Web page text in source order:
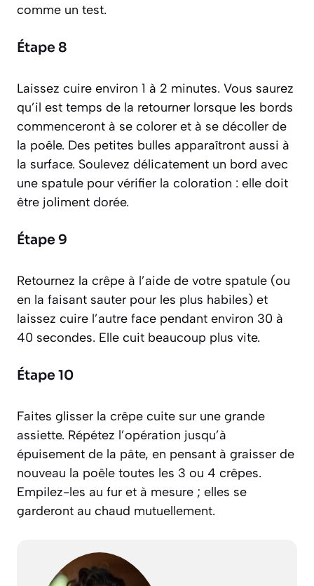
comme un test.
Étape 8
Laissez cuire environ 1 à 2 minutes. Vous saurez
qu’il est temps de la retourner lorsque les bords
commenceront à se colorer et à se décoller de
la poêle. Des petites bulles apparaîtront aussi à
la surface. Soulevez délicatement un bord avec
une spatule pour vérifier la coloration : elle doit
être joliment dorée.
Étape 9
Retournez la crêpe à l’aide de votre spatule (ou
en la faisant sauter pour les plus habiles) et
laissez cuire l’autre face pendant environ 30 à
40 secondes. Elle cuit beaucoup plus vite.
Étape 10
Faites glisser la crêpe cuite sur une grande
assiette. Répétez l’opération jusqu’à
épuisement de la pâte, en pensant à graisser de
nouveau la poêle toutes les 3 ou 4 crêpes.
Empilez-les au fur et à mesure ; elles se
garderont au chaud mutuellement.